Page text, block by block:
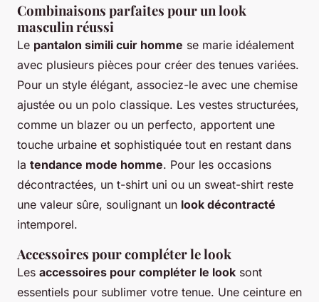
Combinaisons parfaites pour un look
masculin réussi
Le pantalon simili cuir homme se marie idéalement
avec plusieurs pièces pour créer des tenues variées.
Pour un style élégant, associez-le avec une chemise
ajustée ou un polo classique. Les vestes structurées,
comme un blazer ou un perfecto, apportent une
touche urbaine et sophistiquée tout en restant dans
la tendance mode homme. Pour les occasions
décontractées, un t-shirt uni ou un sweat-shirt reste
une valeur sûre, soulignant un look décontracté
intemporel.
Accessoires pour compléter le look
Les accessoires pour compléter le look sont
essentiels pour sublimer votre tenue. Une ceinture en